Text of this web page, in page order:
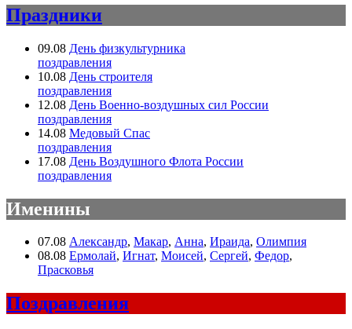
Праздники
09.08 День физкультурника
поздравления
10.08 День строителя
поздравления
12.08 День Военно-воздушных сил России
поздравления
14.08 Медовый Спас
поздравления
17.08 День Воздушного Флота России
поздравления
Именины
07.08 Александр, Макар, Анна, Ираида, Олимпия
08.08 Ермолай, Игнат, Моисей, Сергей, Федор,
Прасковья
Поздравления